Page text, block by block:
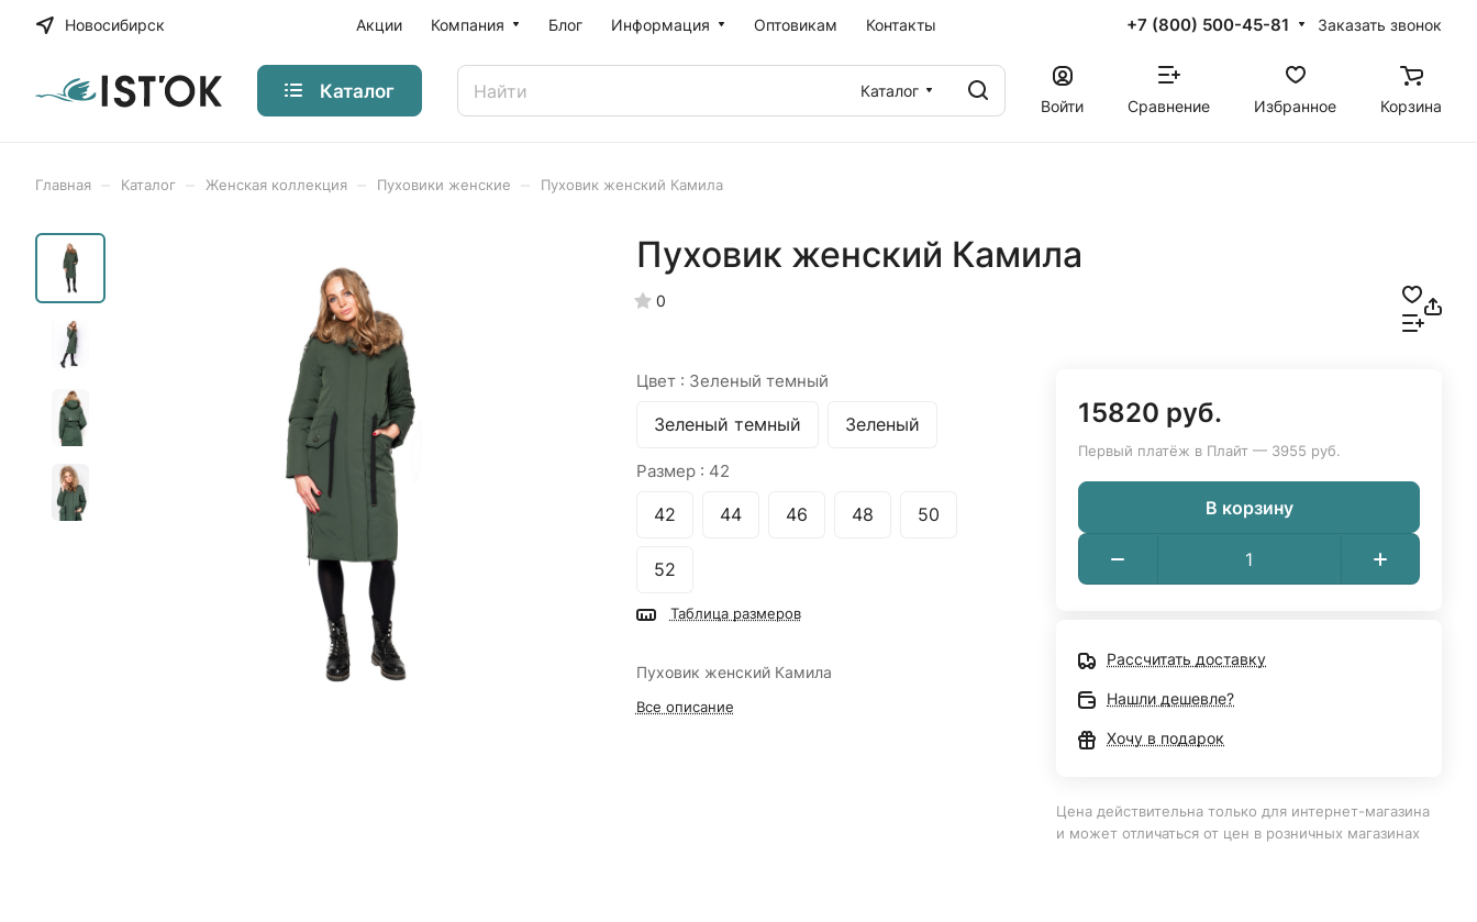
Новосибирск Акции Компания Блог Информация Оптовикам Контакты +7 (800) 500-45-81 Заказать звонок
Каталог
Каталог
Войти
Сравнение Избранное Корзина
Главная Каталог Женская коллекция Пуховики женские Пуховик женский Камила
Пуховик женский Камила
0
Цвет : Зеленый темный
Зеленый темный Зеленый
Размер : 42
42 44 46 48 50
52
Таблица размеров
Пуховик женский Камила
Все описание
15820 руб.
Первый платёж в Плайт — 3955 руб.
В корзину
Рассчитать доставку
Нашли дешевле?
Хочу в подарок
Цена действительна только для интернет-магазина
и может отличаться от цен в розничных магазинах